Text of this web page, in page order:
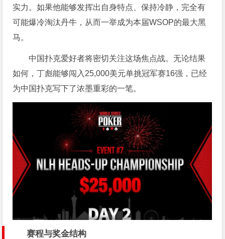
实力。如果他能够发挥出自身特点、保持冷静，完全有
可能爆冷淘汰丹牛，从而一举成为本届WSOP的最大黑
马。
中国扑克爱好者将密切关注这场焦点战。无论结果
如何，丁彪能够闯入25,000美元单挑冠军赛16强，已经
为中国扑克写下了浓墨重彩的一笔。
赛程与奖金结构